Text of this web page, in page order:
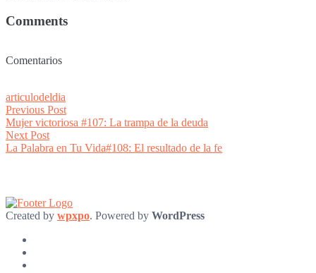
Comments
Comentarios
articulodeldia
Post
navigation
Previous PostPrevious
post:
Mujer victoriosa #107: La trampa de la deuda
Next PostNext
post:
La Palabra en Tu Vida#108: El resultado de la fe
Created by wpxpo. Powered by WordPress